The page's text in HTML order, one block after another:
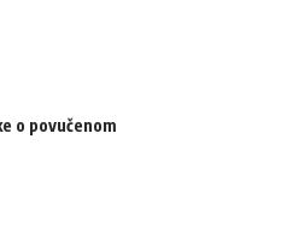
o povučenom